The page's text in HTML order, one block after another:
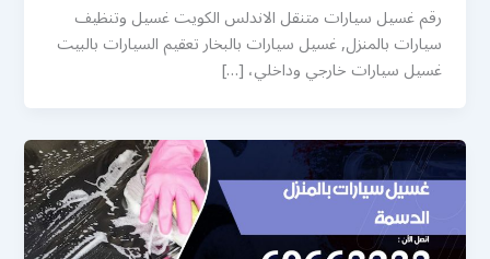
رقم غسيل سيارات متنقل الاندلس الكويت غسيل وتنظيف
سيارات بالمنزل, غسيل سيارات بالبخار تعقيم السيارات بالبيت
غسيل سيارات خارجي وداخلي، […]